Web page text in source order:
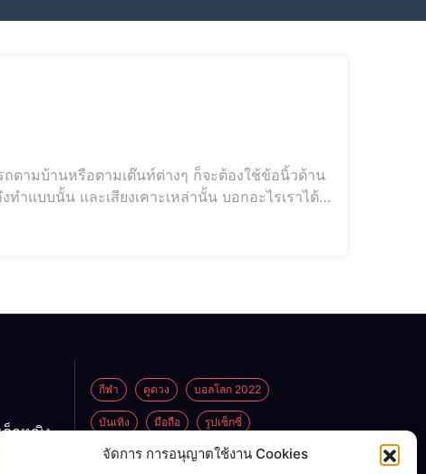
จัดการ การอนุญาตใช้งาน Cookies
ตามบ้านหรือตามเต๊นท์ต่างๆ ก็จะต้องใช้ข้อนิ้วด้าน
ำแบบนั้น และเสียงเคาะเหล่านั้น บอกอะไรเราได้
ด็กหญิง
ถูกพ่อ
กีฬา ดูดวง บอลโลก 2022
บันเทิง มือถือ รูปเซ็กซี่
ไลฟ์สไตล์